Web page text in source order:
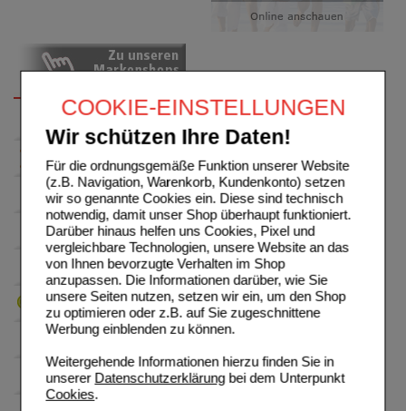
COOKIE-EINSTELLUNGEN
Wir schützen Ihre Daten!
Für die ordnungsgemäße Funktion unserer Website
(z.B. Navigation, Warenkorb, Kundenkonto) setzen
wir so genannte Cookies ein. Diese sind technisch
notwendig, damit unser Shop überhaupt funktioniert.
Darüber hinaus helfen uns Cookies, Pixel und
vergleichbare Technologien, unsere Website an das
von Ihnen bevorzugte Verhalten im Shop
anzupassen. Die Informationen darüber, wie Sie
unsere Seiten nutzen, setzen wir ein, um den Shop
zu optimieren oder z.B. auf Sie zugeschnittene
Werbung einblenden zu können.
Weitergehende Informationen hierzu finden Sie in
unserer Datenschutzerklärungbei dem Unterpunkt
Cookies.